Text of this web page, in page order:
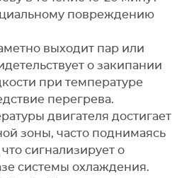
повреждению
выходит пар или
о закипании
при температуре
перегрева.
двигателя достигает
зоны, часто поднимаясь
что сигнализирует о
системы охлаждения.